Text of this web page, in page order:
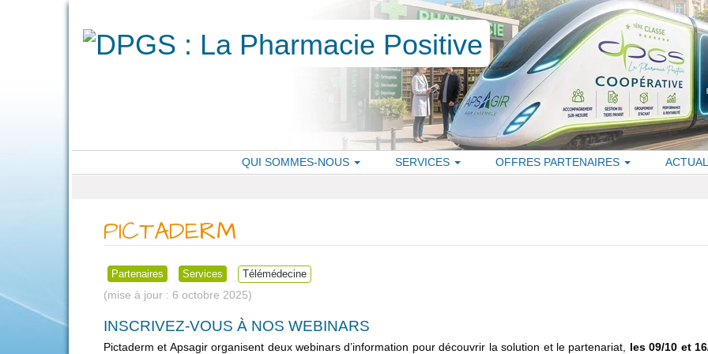
QUI SOMMES-NOUS SERVICES OFFRES PARTENAIRES
PICTADERM
Partenaires Services Télémédecine
6 octobre 2025
INSCRIVEZ-VOUS À NOS WEBINARS
Pictaderm et Apsagir organisent deux webinars d’information pour découvrir la solution et le partenariat,
les 09/10 et